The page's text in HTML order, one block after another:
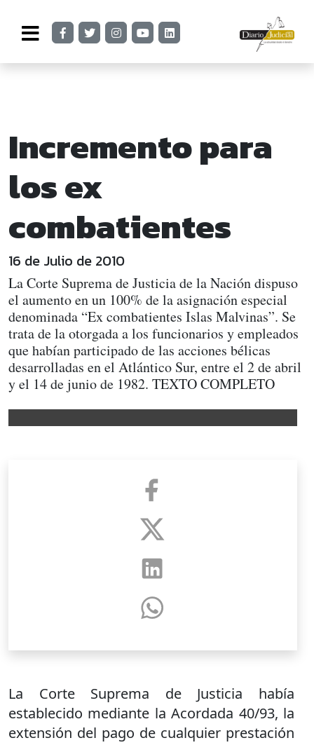
Incremento para
los ex
combatientes
16 de Julio de 2010
La Corte Suprema de Justicia de la Nación dispuso
el aumento en un 100% de la asignación especial
denominada “Ex combatientes Islas Malvinas”. Se
trata de la otorgada a los funcionarios y empleados
que habían participado de las acciones bélicas
desarrolladas en el Atlántico Sur, entre el 2 de abril
y el 14 de junio de 1982. TEXTO COMPLETO
La Corte Suprema de Justicia había
establecido mediante la Acordada 40/93, la
extensión del pago de cualquier prestación